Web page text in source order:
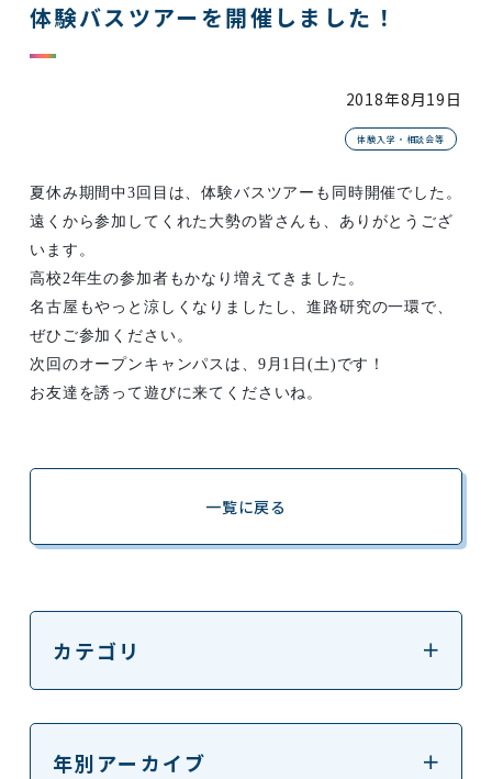
体験バスツアーを開催しました！
2018年8月19日
体験入学・相談会等
夏休み期間中3回目は、体験バスツアーも同時開催でした。
遠くから参加してくれた大勢の皆さんも、ありがとうござ
います。
高校2年生の参加者もかなり増えてきました。
名古屋もやっと涼しくなりましたし、進路研究の一環で、
ぜひご参加ください。
次回のオープンキャンパスは 、9 月1日(土)です！
お友達を誘って遊びに来てくださいね。
一覧に戻る
カテゴリ
年別アーカイブ